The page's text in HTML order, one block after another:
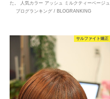
た。 人気カラー アッシュ ミルクティーベージュ
ブログランキング / BLOGRANKING
サルファイト矯正